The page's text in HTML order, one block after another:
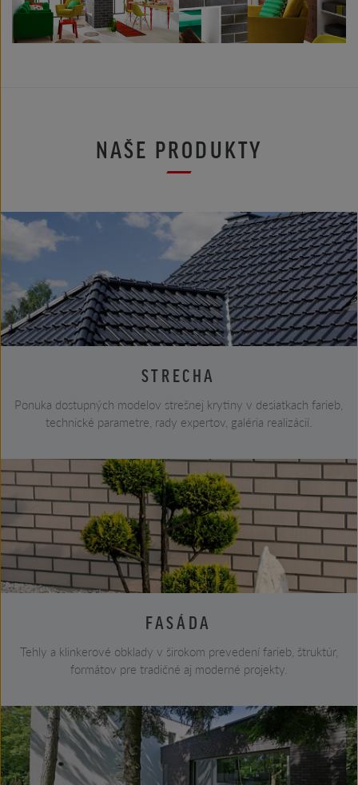
NAŠE PRODUKTY
STRECHA
Ponuka dostupných modelov strešnej krytiny v desiatkach farieb,
technické parametre, rady expertov, galéria realizácií.
FASÁDA
Tehly a klinkerové obklady v širokom prevedení farieb, štruktúr,
formátov pre tradičné aj moderné projekty.